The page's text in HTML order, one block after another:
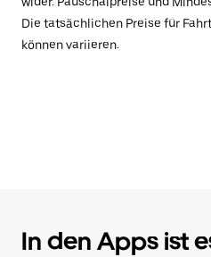
Die tatsächlichen Preise für
können variieren.
In den Apps ist